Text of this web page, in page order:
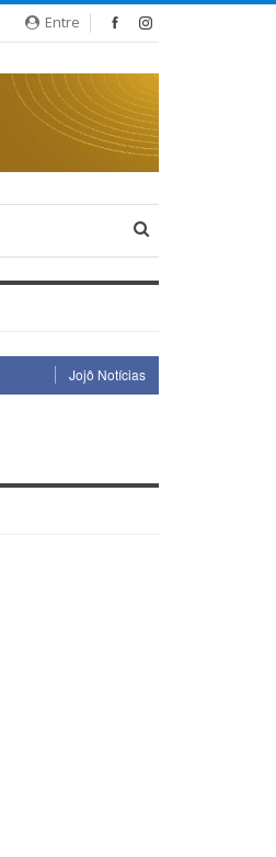
Entre
Jojô Notícias